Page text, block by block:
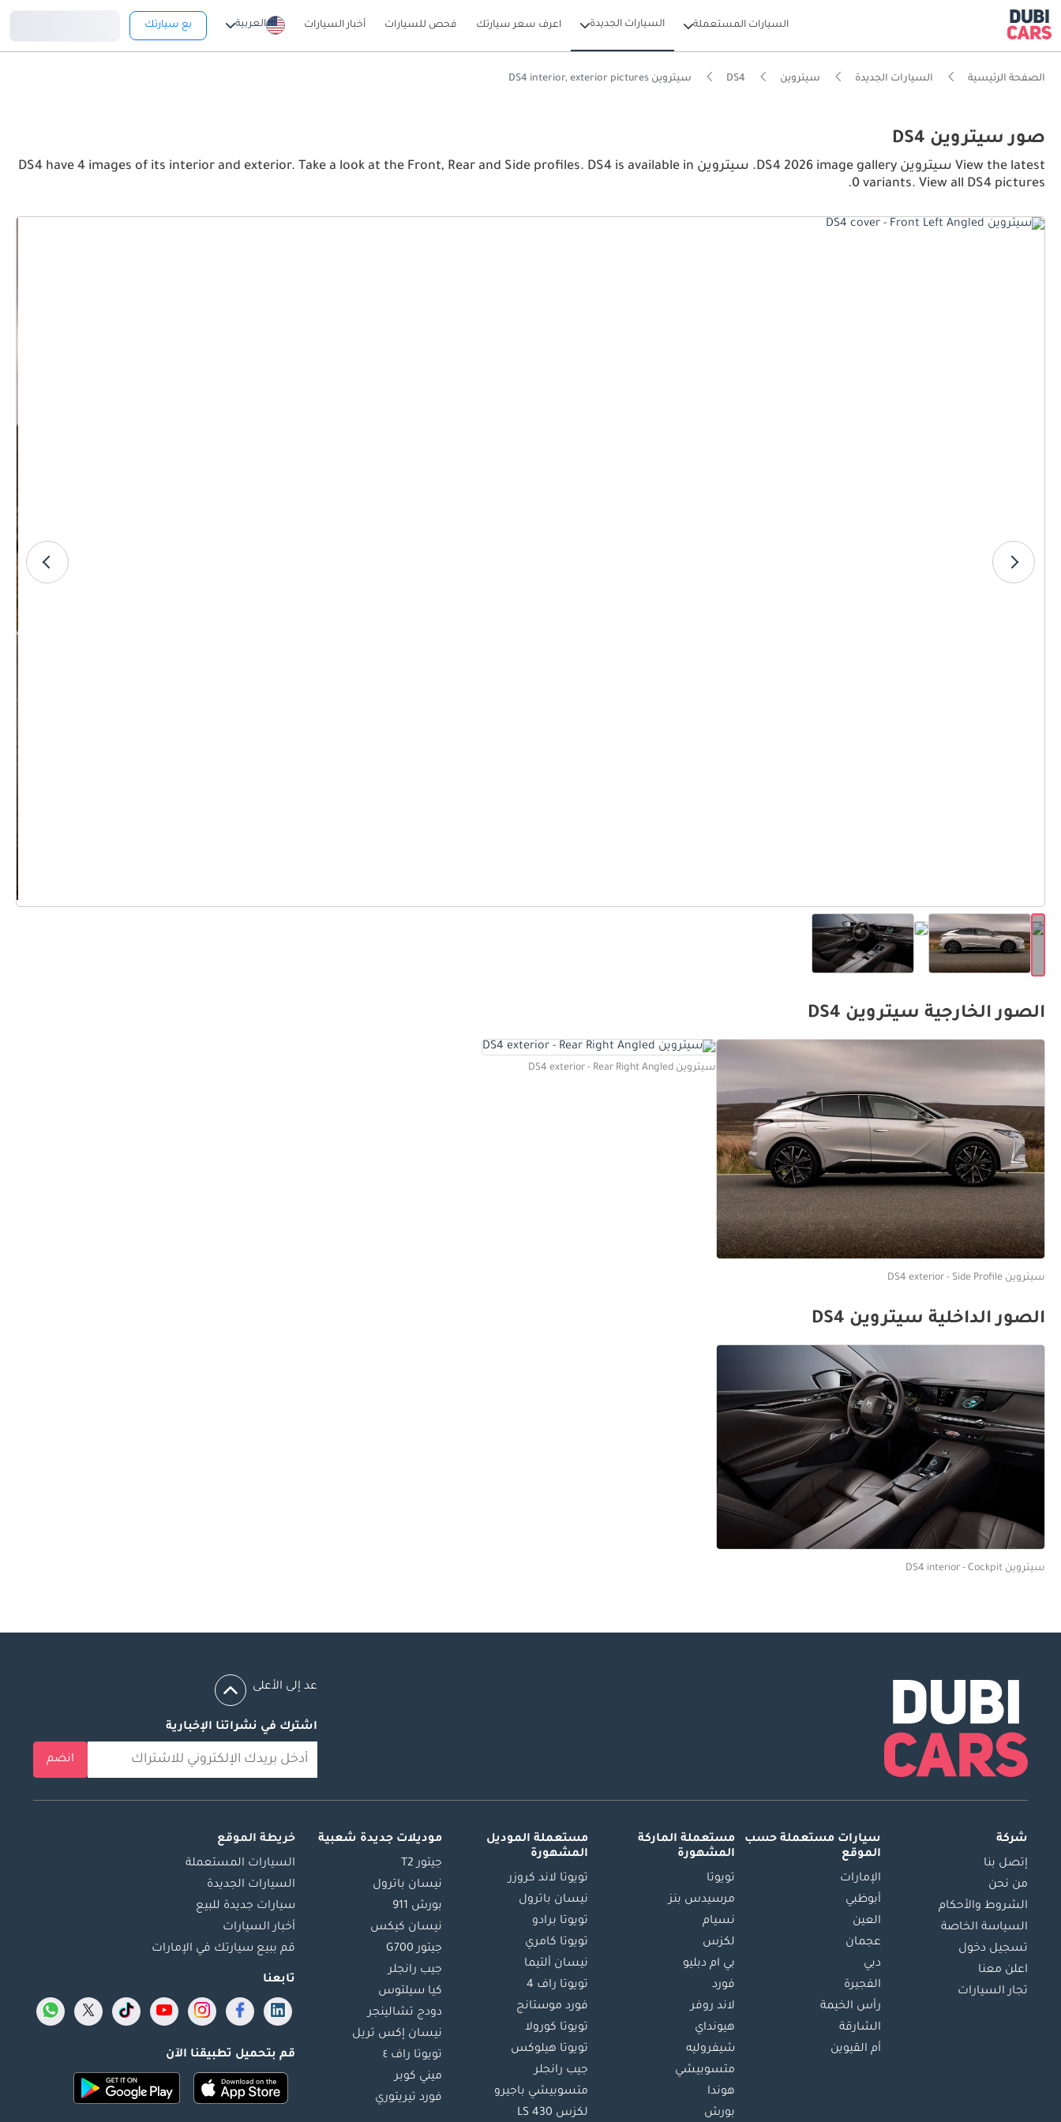
السيارات المستعملة السيارات الجديدة اعرف سعر سيارتك فحص للسيارات أخبار السيارات العربية بع سيارتك
الصفحة الرئيسية السيارات الجديدة سيتروين DS4 سيتروين DS4 interior, exterior pictures
صور سيتروين DS4
View the latest سيتروين DS4 2026 image gallery. سيتروين DS4 have 4 images of its interior and exterior. Take a look at the Front, Rear and Side profiles. DS4 is available in
0 variants. View all DS4 pictures.
الصور الخارجية سيتروين DS4
سيتروين DS4 exterior - Side Profile
سيتروين DS4 exterior - Rear Right Angled
الصور الداخلية سيتروين DS4
سيتروين DS4 interior - Cockpit
عد إلى الأعلى
اشترك في نشراتنا الإخبارية
انضم
شركة
إتصل بنا
من نحن
الشروط والأحكام
السياسة الخاصة
تسجيل دخول
اعلن معنا
تجار السيارات
سيارات مستعملة حسب
الموقع
الإمارات
أبوظبي
العين
عجمان
دبي
الفجيرة
رأس الخيمة
الشارقة
أم القيوين
مستعملة الماركة
المشهورة
تويوتا
مرسيدس بنز
نسيام
لكزس
بي ام دبليو
فورد
لاند روفر
هيونداي
شيفروليه
متسوبيشي
هوندا
بورش
مستعملة الموديل
المشهورة
تويوتا لاند كروزر
نيسان باترول
تويوتا برادو
تويوتا كامري
نيسان ألتيما
تويوتا راف 4
فورد موستانج
تويوتا كورولا
تويوتا هيلوكس
جيب رانجلر
متسوبيشي باجيرو
لكزس LS 430
موديلات جديدة شعبية
جيتور T2
نيسان باترول
بورش 911
نيسان كيكس
جيتور G700
جيب رانجلر
كيا سيلتوس
دودج تشالينجر
نيسان إكس تريل
تويوتا راف ٤
ميني كوبر
فورد تيريتوري
خريطة الموقع
السيارات المستعملة
السيارات الجديدة
سيارات جديدة للبيع
أخبار السيارات
قم ببيع سيارتك في الإمارات
تابعنا
قم بتحميل تطبيقنا الآن